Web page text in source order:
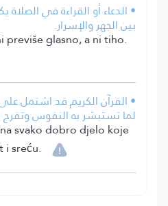
• الدعاء أو القراءة في
بين الجهر والإسرار.
previše glasno, a ni tiho.
• القرآن الكريم قد اشتمل
لما تستبشر به النفوس وتفرح
svako dobro djelo koje
i sreću.